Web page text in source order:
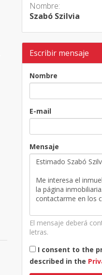
Nombre:
Szabó Szilvia
Escribir mensaje
Nombre
E-mail
Mensaje
El mensaje deberá
letras.
I consent to the
described in the